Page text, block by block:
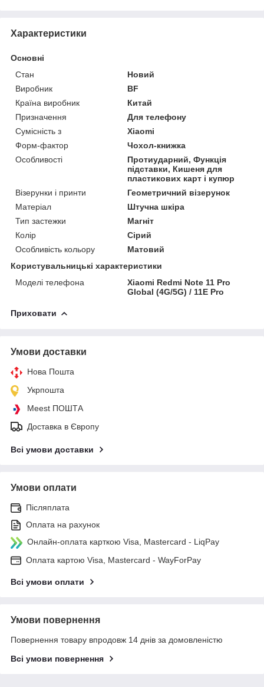
Характеристики
Основні
Стан
Новий
Виробник
BF
Країна виробник
Китай
Призначення
Для телефону
Сумісність з
Xiaomi
Форм-фактор
Чохол-книжка
Особливості
Протиударний, Функція
підставки, Кишеня для
пластикових карт і купюр
Візерунки і принти
Геометричний візерунок
Матеріал
Штучна шкіра
Тип застежки
Магніт
Колір
Сірий
Особливість кольору
Матовий
Користувальницькі характеристики
Моделі телефона
Xiaomi Redmi Note 11 Pro
Global (4G/5G) / 11E Pro
Приховати
Умови доставки
Нова Пошта
Укрпошта
Meest ПОШТА
Доставка в Європу
Всі умови доставки
Умови оплати
Післяплата
Оплата на рахунок
Онлайн-оплата карткою Visa, Mastercard - LiqPay
Оплата картою Visa, Mastercard - WayForPay
Всі умови оплати
Умови повернення
Повернення товару впродовж 14 днів за домовленістю
Всі умови повернення